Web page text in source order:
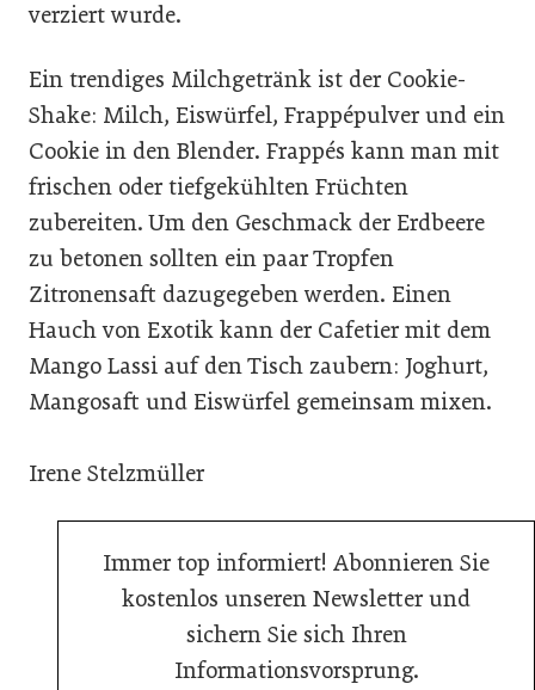
verziert wurde.
Ein trendiges Milchgetränk ist der Cookie-
Shake: Milch, Eiswürfel, Frappépulver und ein
Cookie in den Blender. Frappés kann man mit
frischen oder tiefgekühlten Früchten
zubereiten. Um den Geschmack der Erdbeere
zu betonen sollten ein paar Tropfen
Zitronensaft dazugegeben werden. Einen
Hauch von Exotik kann der Cafetier mit dem
Mango Lassi auf den Tisch zaubern: Joghurt,
Mangosaft und Eiswürfel gemeinsam mixen.
Irene Stelzmüller
Immer top informiert! Abonnieren Sie
kostenlos unseren Newsletter und
sichern Sie sich Ihren
Informationsvorsprung.